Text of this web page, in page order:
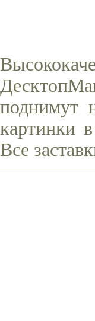
поднимут
картинки
Все